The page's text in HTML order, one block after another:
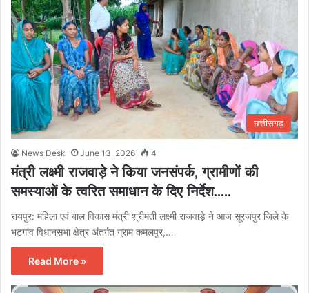
छत्तीसगढ़
News Desk June 13, 2026 4
मंत्री लक्ष्मी राजवाड़े ने किया जनसंपर्क, ग्रामीणों की
समस्याओं के त्वरित समाधान के दिए निर्देश…..
रायपुर: महिला एवं बाल विकास मंत्री श्रीमती लक्ष्मी राजवाड़े ने आज सूरजपुर जिले के
भटगांव विधानसभा क्षेत्र अंतर्गत ग्राम कमलपुर,…
Read More »